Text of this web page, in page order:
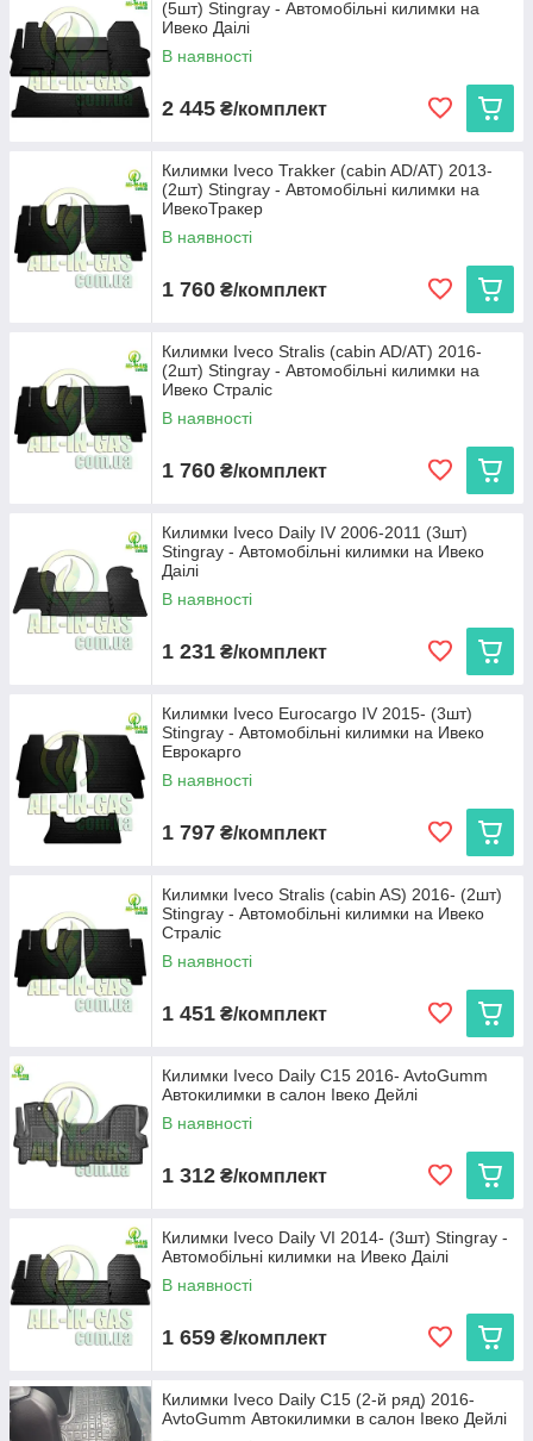
(5шт) Stingray - Автомобільні килимки на
Ивеко Даілі
В наявності
2 445 ₴/комплект
Килимки Iveco Trakker (cabin AD/AT) 2013-
(2шт) Stingray - Автомобільні килимки на
ИвекоТракер
В наявності
1 760 ₴/комплект
Килимки Iveco Stralis (cabin AD/AT) 2016-
(2шт) Stingray - Автомобільні килимки на
Ивеко Страліс
В наявності
1 760 ₴/комплект
Килимки Iveco Daily IV 2006-2011 (3шт)
Stingray - Автомобільні килимки на Ивеко
Даілі
В наявності
1 231 ₴/комплект
Килимки Iveco Eurocargo IV 2015- (3шт)
Stingray - Автомобільні килимки на Ивеко
Еврокарго
В наявності
1 797 ₴/комплект
Килимки Iveco Stralis (cabin AS) 2016- (2шт)
Stingray - Автомобільні килимки на Ивеко
Страліс
В наявності
1 451 ₴/комплект
Килимки Iveco Daily C15 2016- AvtoGumm
Автокилимки в салон Івеко Дейлі
В наявності
1 312 ₴/комплект
Килимки Iveco Daily VI 2014- (3шт) Stingray -
Автомобільні килимки на Ивеко Даілі
В наявності
1 659 ₴/комплект
Килимки Iveco Daily C15 (2-й ряд) 2016-
AvtoGumm Автокилимки в салон Івеко Дейлі